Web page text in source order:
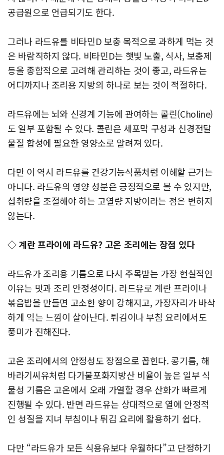
공급원으로 언급되기도 한다.
그러나 라드유를 비타민D 보충 목적으로 과하게 먹는 것
은 바람직하지 않다. 비타민D는 햇빛 노출, 식사, 보충제
등을 종합적으로 고려해 관리하는 것이 좋고, 라드유는
어디까지나 조리용 지방의 하나로 보는 것이 적절하다.
라드유에는 뇌와 신경계 기능에 관여하는 콜린(Choline)
도 일부 포함될 수 있다. 콜린은 세포막 구성과 신경전달
물질 합성에 필요한 영양소로 알려져 있다.
다만 이 역시 라드유를 건강기능식품처럼 이해할 근거는
아니다. 라드유의 영양 성분은 긍정적으로 볼 수 있지만,
섭취량을 조절해야 하는 고열량 지방이라는 점은 변하지
않는다.
◇ 계란 프라이에 라드유? 고온 조리에는 장점 있다
라드유가 조리용 기름으로 다시 주목받는 가장 현실적인
이유는 맛과 조리 안정성이다. 라드유로 계란 프라이나
볶음밥을 만들면 고소한 향이 강해지고, 가장자리가 바삭
하게 익는 느낌이 살아난다. 튀김이나 부침 요리에서도
풍미가 진해진다.
고온 조리에서의 안정성도 장점으로 꼽힌다. 콩기름, 해
바라기씨유처럼 다가불포화지방산 비율이 높은 일부 식
물성 기름은 고온에서 오래 가열할 경우 산화가 빠르게
진행될 수 있다. 반면 라드유는 상대적으로 열에 안정적
인 성질을 지녀 부침이나 튀김 요리에 활용하기 쉽다.
다만 “라드유가 모든 식용유보다 우월하다”고 단정하기